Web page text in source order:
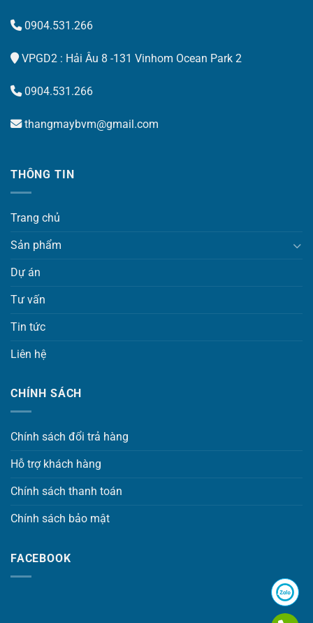
0904.531.266
VPGD2 : Hải Âu 8 -131 Vinhom Ocean Park 2
0904.531.266
thangmaybvm@gmail.com
THÔNG TIN
Trang chủ
Sản phẩm
Dự án
Tư vấn
Tin tức
Liên hệ
CHÍNH SÁCH
Chính sách đổi trả hàng
Hỗ trợ khách hàng
Chính sách thanh toán
Chính sách bảo mật
FACEBOOK